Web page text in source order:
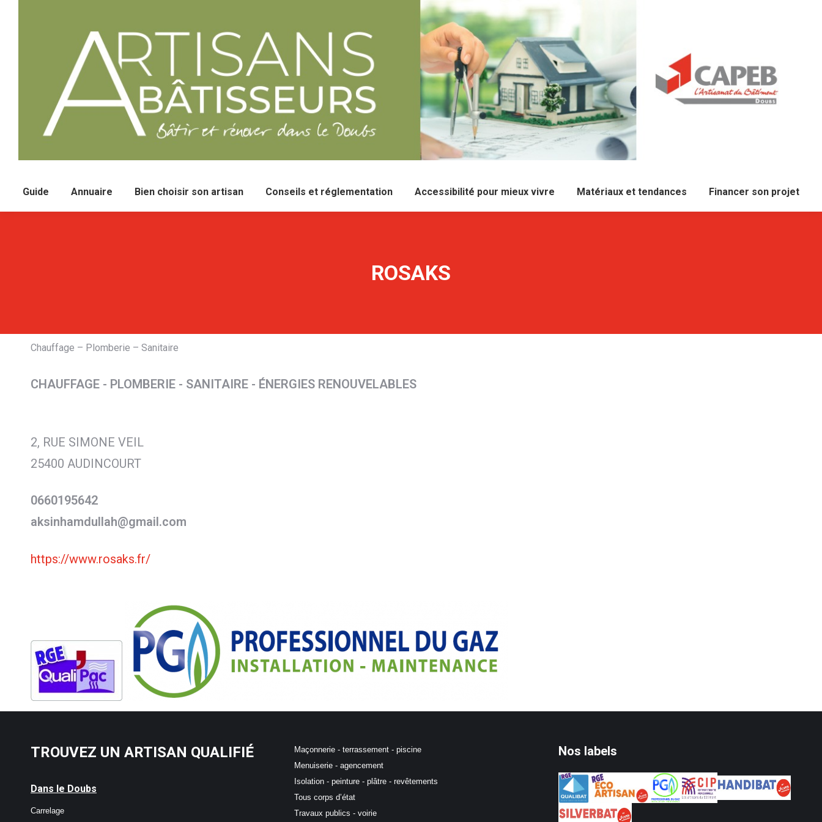
Guide Annuaire Bien choisir son artisan Conseils et réglementation Accessibilité pour mieux vivre Matériaux et tendances Financer son projet
ROSAKS
Chauffage – Plomberie – Sanitaire
CHAUFFAGE - PLOMBERIE - SANITAIRE - ÉNERGIES RENOUVELABLES
2, RUE SIMONE VEIL
25400 AUDINCOURT
0660195642
aksinhamdullah@gmail.com
https://www.rosaks.fr/
TROUVEZ UN ARTISAN QUALIFIÉ
Dans le Doubs
Carrelage
Maçonnerie - terrassement - piscine
Menuiserie - agencement
Isolation - peinture - plâtre - revêtements
Tous corps d’état
Travaux publics - voirie
Nos labels